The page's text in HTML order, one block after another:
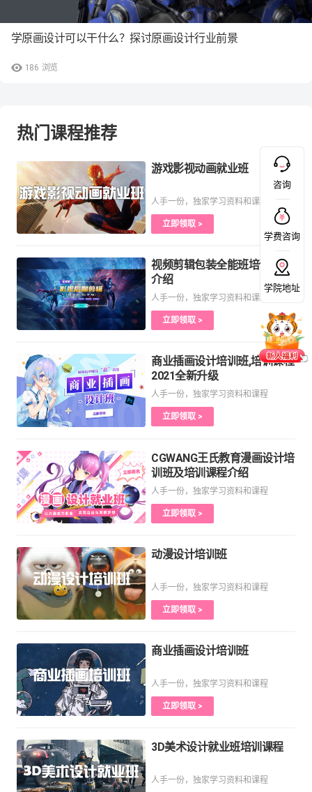
186 浏览
学原画设计可以干什么？探讨原画设计行业前景
热门课程推荐
游戏影视动画就业班
人手一份，独家学习资料和课程
立即领取 >
视频剪辑包装全能班培训课程
介绍
人手一份，独家学习资料和课程
立即领取 >
商业插画设计培训班,培训课程
2021全新升级
人手一份，独家学习资料和课程
立即领取 >
CGWANG王氏教育漫画设计培
训班及培训课程介绍
人手一份，独家学习资料和课程
立即领取 >
动漫设计培训班
人手一份，独家学习资料和课程
立即领取 >
商业插画设计培训班
人手一份，独家学习资料和课程
立即领取 >
3D美术设计就业班培训课程
人手一份，独家学习资料和课程
咨询
学费咨询
学院地址